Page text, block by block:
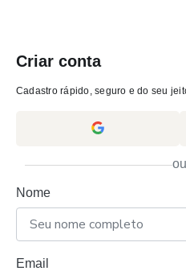
Criar conta
Cadastro rápido, seguro e do seu
ou
Nome
Email